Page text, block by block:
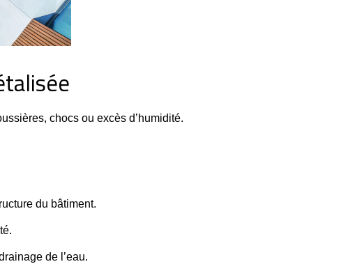
chocs ou excès d’humidité.
du bâtiment.
de l’eau.